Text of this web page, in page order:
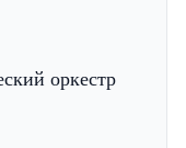
оркестр